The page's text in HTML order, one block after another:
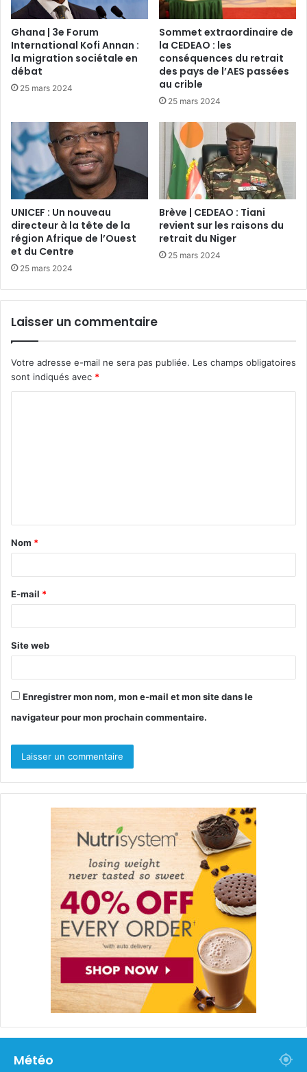
Ghana | 3e Forum
International Kofi Annan :
la migration sociétale en
débat
25 mars 2024
Sommet extraordinaire de
la CEDEAO : les
conséquences du retrait
des pays de l’AES passées
au crible
25 mars 2024
UNICEF : Un nouveau
directeur à la tête de la
région Afrique de l’Ouest
et du Centre
25 mars 2024
Brève | CEDEAO : Tiani
revient sur les raisons du
retrait du Niger
25 mars 2024
Laisser un commentaire
Votre adresse e-mail ne sera pas publiée. Les champs obligatoires
sont indiqués avec *
t
a
e
*
Nom *
E-mail *
Site web
Enregistrer mon nom, mon e-mail et mon site dans le
navigateur pour mon prochain commentaire.
Météo